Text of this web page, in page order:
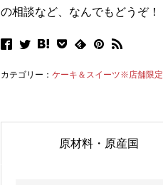
の相談など、なんでもどうぞ！
カテゴリー： ケーキ＆スイーツ※店舗限定
原材料・原産国